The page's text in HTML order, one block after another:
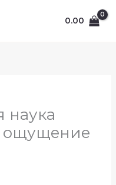
0.00
наука
ощущение